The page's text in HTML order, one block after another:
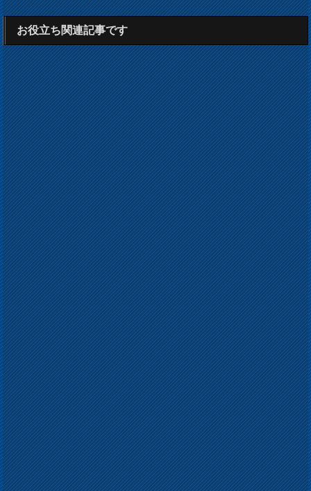
お役立ち関連記事です